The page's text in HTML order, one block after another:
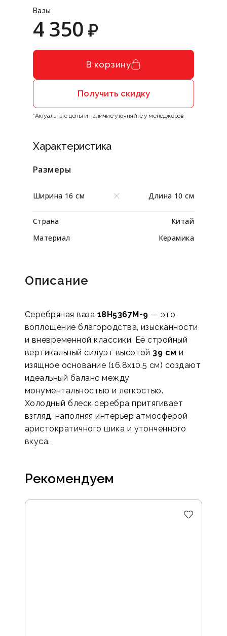
Вазы
4 350 ₽
В корзину
Получить скидку
*Актуальные цены и наличие уточняйте у менеджеров
Характеристика
Размеры
Ширина 16 см Длина 10 см
Страна
Китай
Материал
Керамика
Описание
Серебряная ваза 18H5367М-9 — это
воплощение благородства, изысканности
и вневременной классики. Её стройный
вертикальный силуэт высотой 39 см и
изящное основание (16.8x10.5 см) создают
идеальный баланс между
монументальностью и легкостью.
Холодный блеск серебра притягивает
взгляд, наполняя интерьер атмосферой
аристократичного шика и утонченного
вкуса.
Рекомендуем